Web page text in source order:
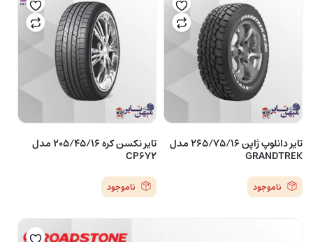
تایر دانلوپ ژاپن 265/75/16 مدل
GRANDTREK
ناموجود
تایر نکسن کره 205/45/16 مدل
CP672
ناموجود